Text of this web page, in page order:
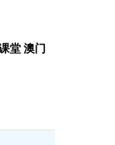
堂 澳门